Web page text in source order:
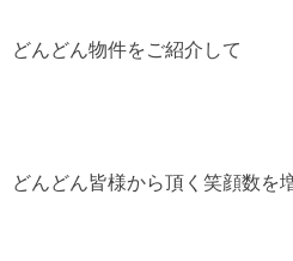
どんどん物件をご紹介して
どんどん皆様から頂く笑顔数を